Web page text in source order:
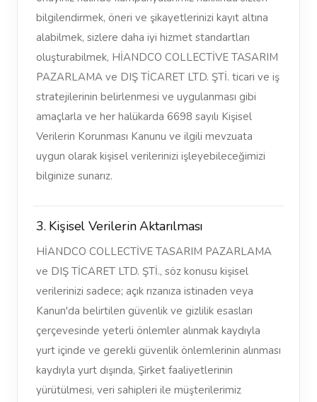
bilgilendirmek, öneri ve şikayetlerinizi kayıt altına
alabilmek, sizlere daha iyi hizmet standartları
oluşturabilmek, HİANDCO COLLECTİVE TASARIM
PAZARLAMA ve DIŞ TİCARET LTD. ŞTİ. ticari ve iş
stratejilerinin belirlenmesi ve uygulanması gibi
amaçlarla ve her halükarda 6698 sayılı Kişisel
Verilerin Korunması Kanunu ve ilgili mevzuata
uygun olarak kişisel verilerinizi işleyebileceğimizi
bilginize sunarız.
3. Kişisel Verilerin Aktarılması
HİANDCO COLLECTİVE TASARIM PAZARLAMA
ve DIŞ TİCARET LTD. ŞTİ., söz konusu kişisel
verilerinizi sadece; açık rızanıza istinaden veya
Kanun'da belirtilen güvenlik ve gizlilik esasları
çerçevesinde yeterli önlemler alınmak kaydıyla
yurt içinde ve gerekli güvenlik önlemlerinin alınması
kaydıyla yurt dışında, Şirket faaliyetlerinin
yürütülmesi, veri sahipleri ile müşterilerimiz